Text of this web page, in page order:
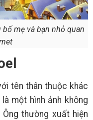
mẹ và bạn nhỏ quan
tên thân thuộc khác
một hình ảnh không
thường xuất hiện